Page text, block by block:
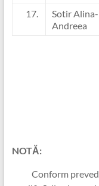
17.
Sotir Alina-
Andreea
NOTĂ:
Conform